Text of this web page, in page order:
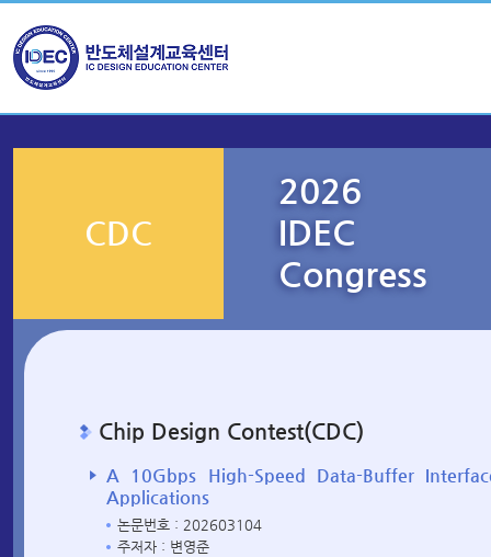
CDC
2026
IDEC
Congress
Chip Design Contest(CDC)
A 10Gbps High-Speed Data-Buffer
Applications
논문번호 : 202603104
주저자 : 변영준